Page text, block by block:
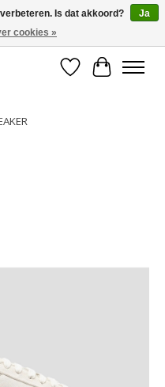
Verlanglijst
Is dat akkoord?
Ja
cookies »